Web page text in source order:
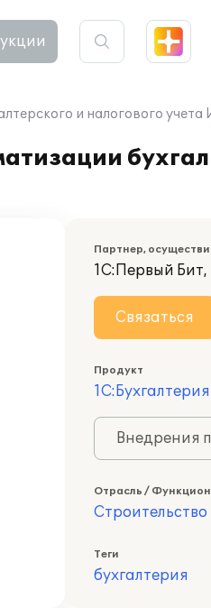
и налогового учета
Партнер,
1С:Первый
Связаться
Продукт
Внедрения
Отрасль /
Строительство
Теги
бухгалтерия